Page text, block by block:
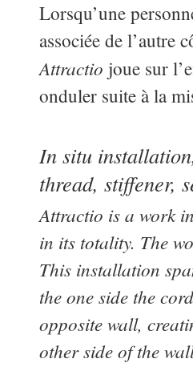
Lorsqu’une
associée de l’autre
Attractio joue sur
onduler suite à la
In situ
thread, stiffener,
Attractio is a work
in its totality. The
This installation
the one side the
opposite wall,
other side of the